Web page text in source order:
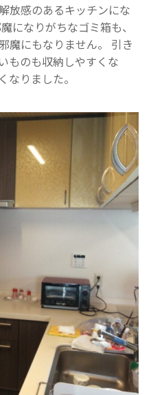
放感のあるキッチンにな
になりがちなゴミ箱も、
魔にもなりません。
引き
ものも収納しやすくな
なりました。